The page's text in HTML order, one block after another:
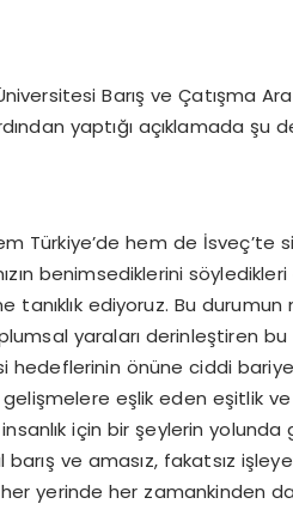
Barış ve Çatışma
yaptığı açıklamada şu
Türkiye’de hem de
benimsediklerini
tanıklık ediyoruz. Bu
yaraları derinleştiren
hedeflerinin önüne ciddi
eşlik eden eşitlik ve
için bir şeylerin yolunda
barış ve amasız, fakatsız
yerinde her zamankinden